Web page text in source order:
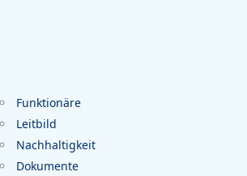
Funktionäre
Leitbild
Nachhaltigkeit
Dokumente